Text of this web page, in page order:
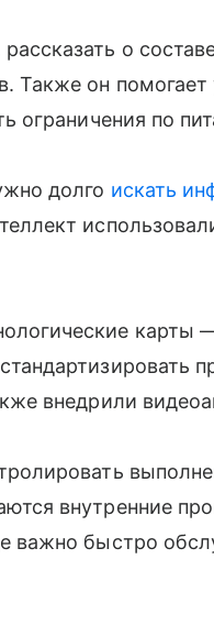
о
Также он помогает
ограничения по
долго искать
карты
внедрили
внутренние
важно быстро